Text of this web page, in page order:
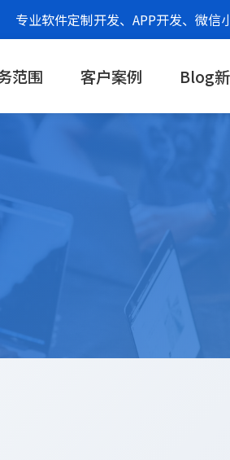
专业软件定制开发、APP开发、微信
范围 客户案例 Blog